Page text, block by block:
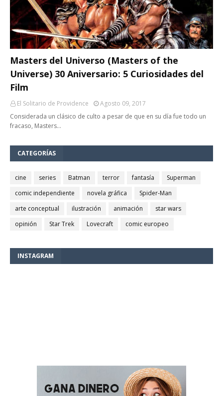
Masters del Universo (Masters of the
Universe) 30 Aniversario: 5 Curiosidades del
Film
El Solitario de Providence
Agosto 09, 2017
Considerada un clásico de culto a pesar de que en su día fue todo un
fracaso, Masters…
CATEGORÍAS
cine series Batman terror fantasía
Superman
comic independiente
novela gráfica
Spider-Man
arte conceptual
ilustración animación
star wars
opinión
Star Trek Lovecraft comic europeo
INSTAGRAM